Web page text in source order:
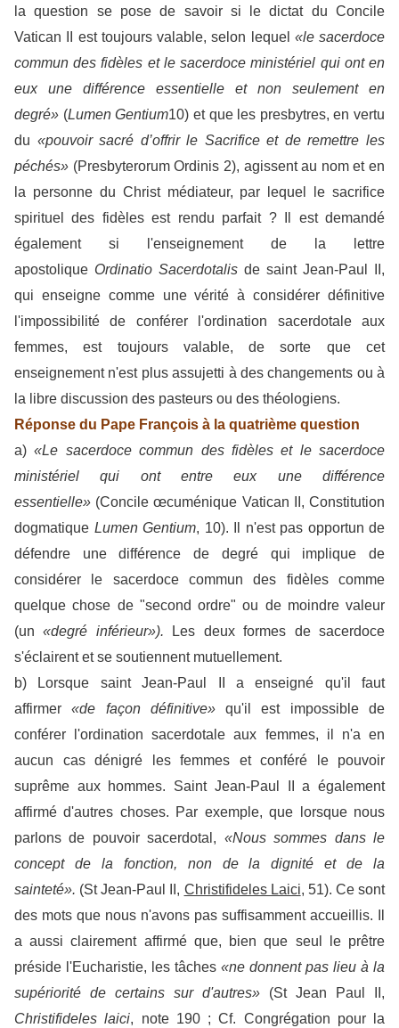
la question se pose de savoir si le dictat du Concile
Vatican II est toujours valable, selon lequel «le sacerdoce
commun des fidèles et le sacerdoce ministériel qui ont en
eux une différence essentielle et non seulement en
degré» (Lumen Gentium10) et que les presbytres, en vertu
du «pouvoir sacré d’offrir le Sacrifice et de remettre les
péchés» (Presbyterorum Ordinis 2), agissent au nom et en
la personne du Christ médiateur, par lequel le sacrifice
spirituel des fidèles est rendu parfait ? Il est demandé
également si l'enseignement de la lettre
apostolique Ordinatio Sacerdotalis de saint Jean-Paul II,
qui enseigne comme une vérité à considérer définitive
l'impossibilité de conférer l'ordination sacerdotale aux
femmes, est toujours valable, de sorte que cet
enseignement n'est plus assujetti à des changements ou à
la libre discussion des pasteurs ou des théologiens.
Réponse du Pape François à la quatrième question
a)«Le sacerdoce commun des fidèles et le sacerdoce
ministériel qui ont entre eux une différence
essentielle» (Concile œcuménique Vatican II, Constitution
dogmatique Lumen Gentium, 10). Il n'est pas opportun de
défendre une différence de degré qui implique de
considérer le sacerdoce commun des fidèles comme
quelque chose de "second ordre" ou de moindre valeur
(un«degré inférieur»). Les deux formes de sacerdoce
s'éclairent et se soutiennent mutuellement.
b) Lorsque saint Jean-Paul II a enseigné qu'il faut
affirmer«de façon définitive»qu'il est impossible de
conférer l'ordination sacerdotale aux femmes, il n'a en
aucun cas dénigré les femmes et conféré le pouvoir
suprême aux hommes. Saint Jean-Paul II a également
affirmé d'autres choses. Par exemple, que lorsque nous
parlons de pouvoir sacerdotal, «Nous sommes dans le
concept de la fonction, non de la dignité et de la
sainteté». (St Jean-Paul II, Christifideles Laici, 51). Ce sont
des mots que nous n'avons pas suffisamment accueillis. Il
a aussi clairement affirmé que, bien que seul le prêtre
préside l'Eucharistie, les tâches «ne donnent pas lieu à la
supériorité de certains sur d'autres» (St Jean Paul II,
Christifideles laici, note 190 ; Cf. Congrégation pour la